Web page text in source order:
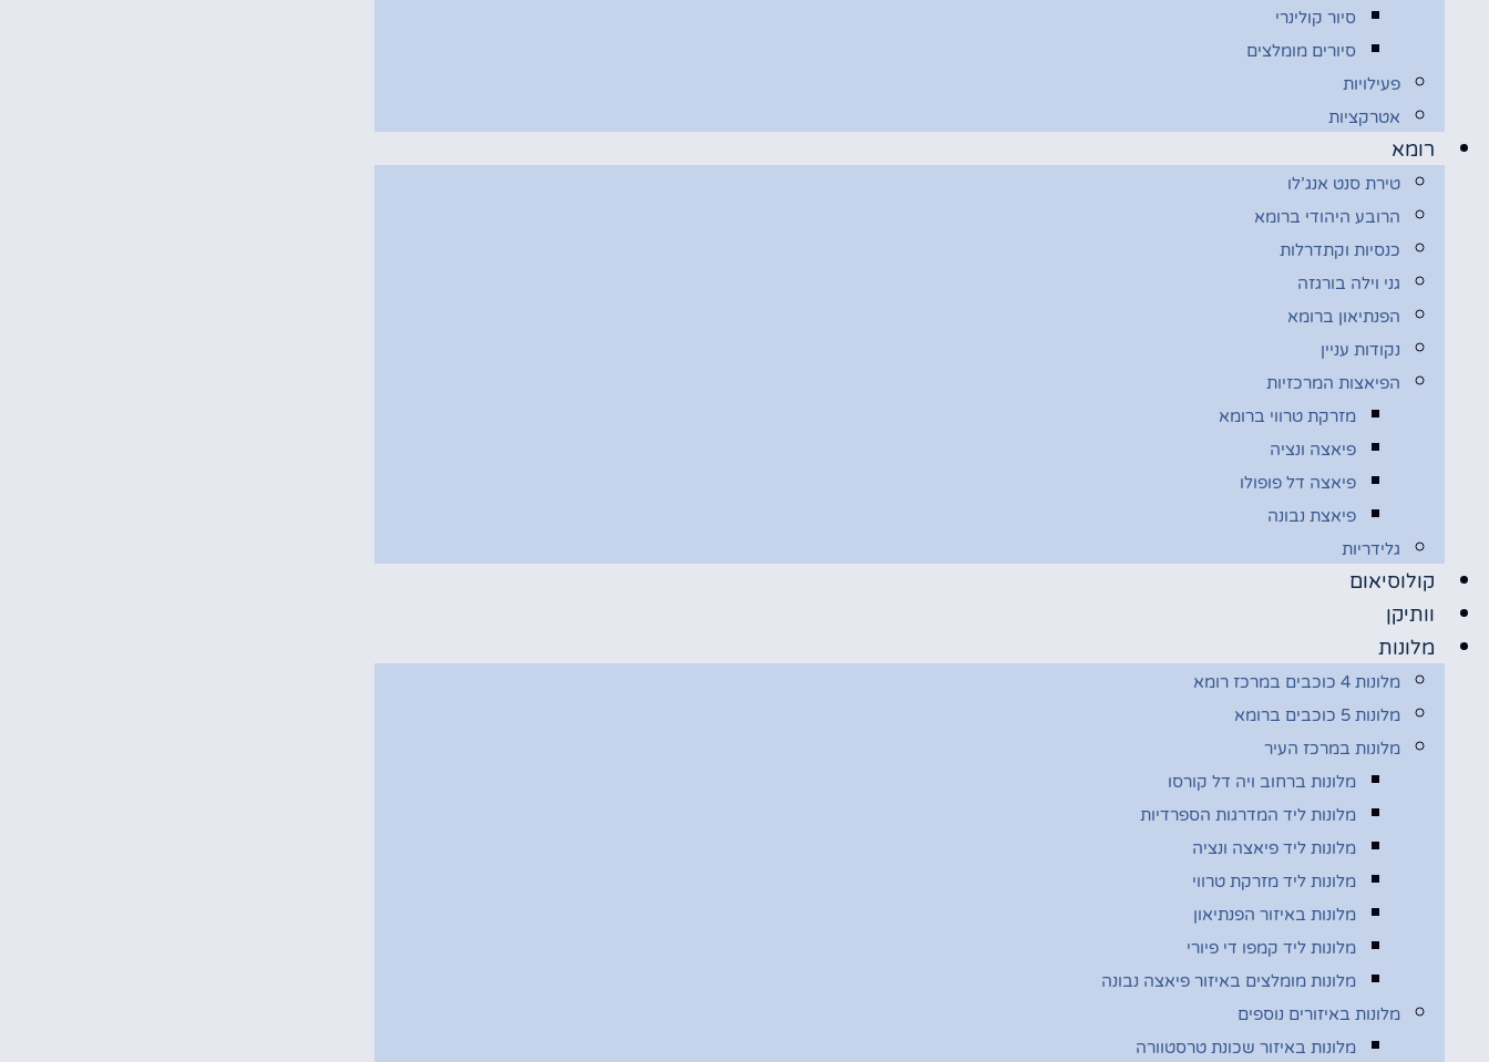
סיור קולינרי
סיורים מומלצים
פעילויות
אטרקציות
רומא
טירת סנט אנג’לו
הרובע היהודי ברומא
כנסיות וקתדרלות
גני וילה בורגזה
הפנתיאון ברומא
נקודות עניין
הפיאצות המרכזיות
מזרקת טרווי ברומא
פיאצה ונציה
פיאצה דל פופולו
פיאצת נבונה
גלידריות
קולוסיאום
וותיקן
מלונות
מלונות 4 כוכבים במרכז רומא
מלונות 5 כוכבים ברומא
מלונות במרכז העיר
מלונות ברחוב ויה דל קורסו
מלונות ליד המדרגות הספרדיות
מלונות ליד פיאצה ונציה
מלונות ליד מזרקת טרווי
מלונות באיזור הפנתיאון
מלונות ליד קמפו די פיורי
מלונות מומלצים באיזור פיאצה נבונה
מלונות באיזורים נוספים
מלונות באיזור שכונת טרסטוורה